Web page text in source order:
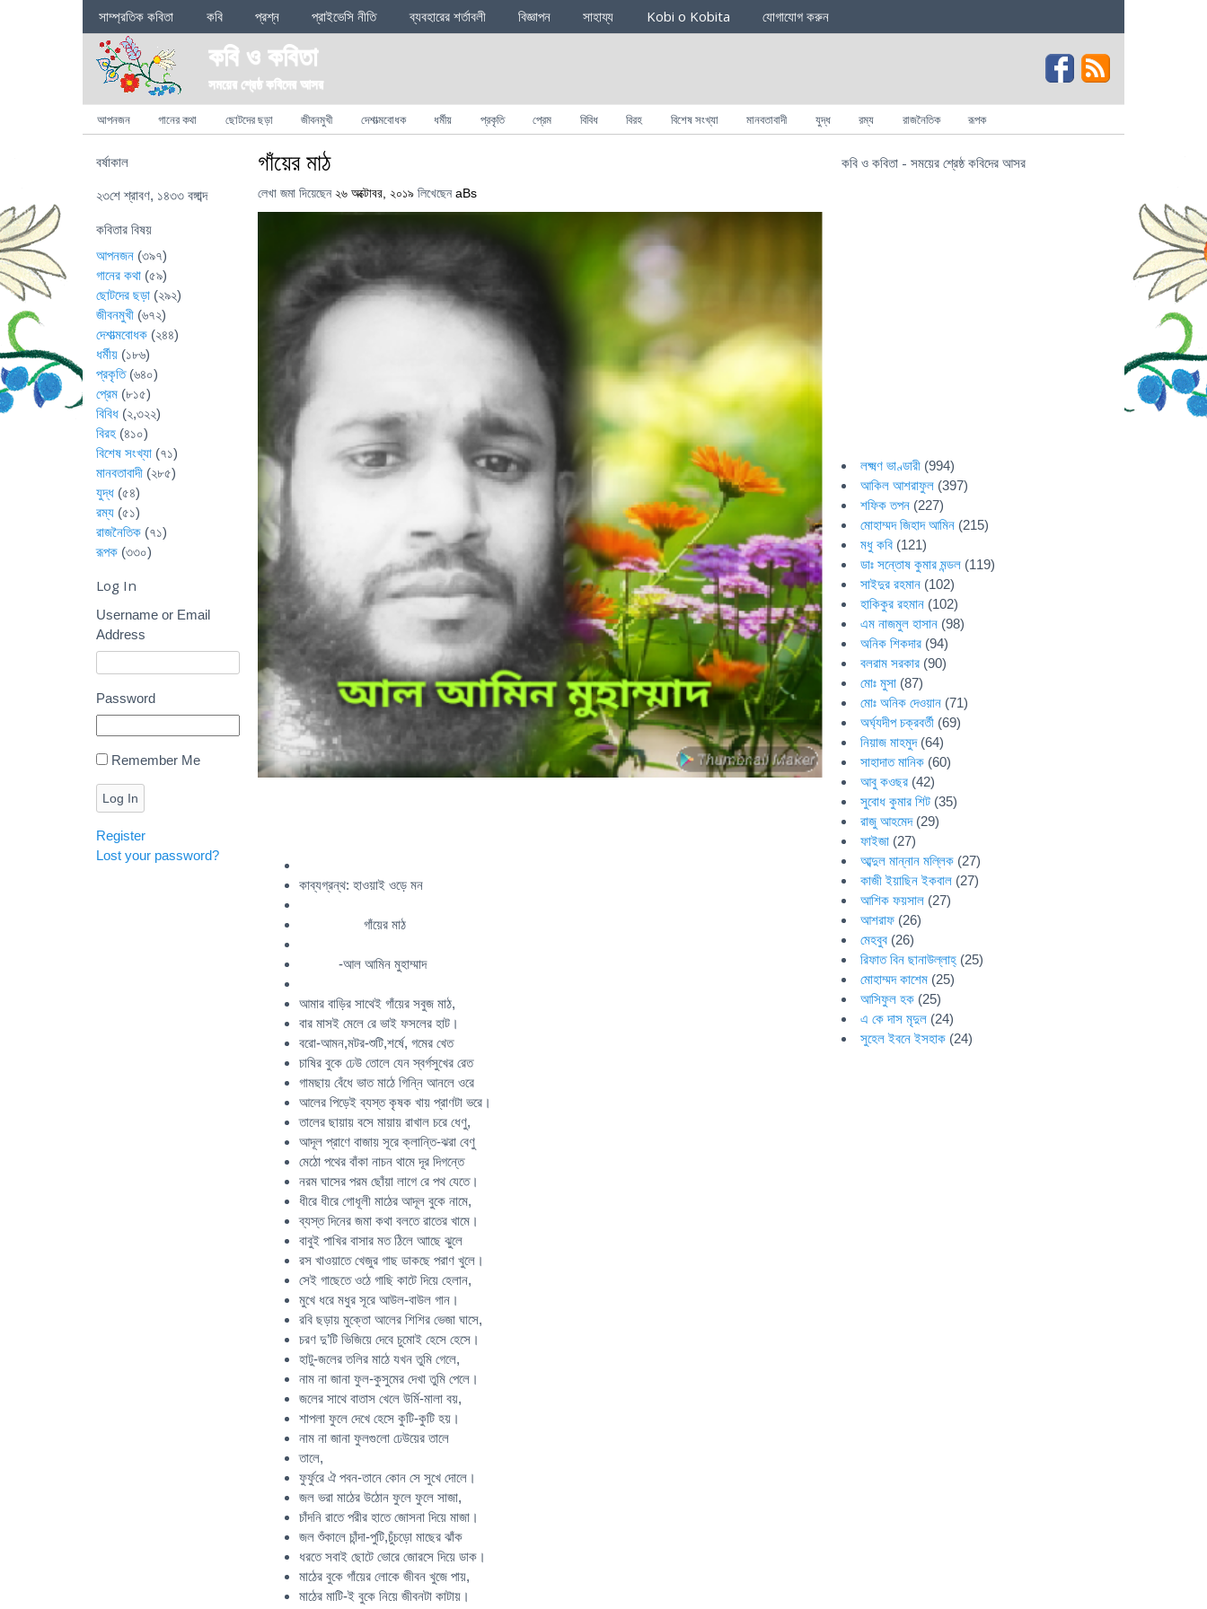
Sections
সাম্প্রতিক কবিতা কবি প্রশ্ন প্রাইভেসি নীতি ব্যবহারের শর্তাবলী বিজ্ঞাপন সাহায্য Kobi o Kobita যোগাযোগ করুন
কবি ও কবিতা
সময়ের শ্রেষ্ঠ কবিদের আসর
Categories
আপনজন গানের কথা ছোটদের ছড়া জীবনমুখী দেশাত্মবোধক ধর্মীয় প্রকৃতি প্রেম বিবিধ বিরহ বিশেষ সংখ্যা মানবতাবাদী যুদ্ধ রম্য রাজনৈতিক রূপক
গাঁয়ের মাঠ
লেখা জমা দিয়েছেন ২৬ অক্টোবর, ২০১৯ লিখেছেন aBs
কাব্যগ্রন্থ: হাওয়াই ওড়ে মন
গাঁয়ের মাঠ
-আল আমিন মুহাম্মাদ
আমার বাড়ির সাথেই গাঁয়ের সবুজ মাঠ,
বার মাসই মেলে রে ভাই ফসলের হাট।
বরো-আমন,মটর-শুটি,শর্ষে, গমের খেত
চাষির বুকে ঢেউ তোলে যেন স্বর্গসুখের রেত
গামছায় বেঁধে ভাত মাঠে গিন্নি আনলে ওরে
আলের পিড়েই ব্যস্ত কৃষক খায় প্রাণটা ভরে।
তালের ছায়ায় বসে মায়ায় রাখাল চরে ধেণু,
আদূল প্রাণে বাজায় সূরে ক্লান্তি-ঝরা বেণু
মেঠো পথের বাঁকা নাচন থামে দূর দিগন্তে
নরম ঘাসের পরম ছোঁয়া লাগে রে পথ যেতে।
ধীরে ধীরে গোধূলী মাঠের আদূল বুকে নামে,
ব্যস্ত দিনের জমা কথা বলতে রাতের খামে।
বাবুই পাখির বাসার মত ঠিলে আাছে ঝুলে
রস খাওয়াতে খেজুর গাছ ডাকছে পরাণ খুলে।
সেই গাছেতে ওঠে গাছি কাটে দিয়ে হেলান,
মুখে ধরে মধুর সূরে আউল-বাউল গান।
রবি ছড়ায় মুক্তো আলের শিশির ভেজা ঘাসে,
চরণ দু’টি ভিজিয়ে দেবে চুমোই হেসে হেসে।
হাটু-জলের তলির মাঠে যখন তুমি গেলে,
নাম না জানা ফুল-কুসুমের দেখা তুমি পেলে।
জলের সাথে বাতাস খেলে উর্মি-মালা বয়,
শাপলা ফুলে দেখে হেসে কুটি-কুটি হয়।
নাম না জানা ফুলগুলো ঢেউয়ের তালে
তালে,
ফুর্ফুরে ঐ পবন-তানে কোন সে সুখে দোলে।
জল ভরা মাঠের উঠোন ফুলে ফুলে সাজা,
চাঁদনি রাতে পরীর হাতে জোসনা দিয়ে মাজা।
জল শুঁকালে চাঁন্দা-পুটি,চুঁচড়ো মাছের ঝাঁক
ধরতে সবাই ছোটে ভোরে জোরসে দিয়ে ডাক।
মাঠের বুকে গাঁয়ের লোকে জীবন খুজে পায়,
মাঠের মাটি-ই বুকে নিয়ে জীবনটা কাটায়।
বর্ষাকাল
২৩শে শ্রাবণ, ১৪৩৩ বঙ্গাব্দ
কবিতার বিষয়
আপনজন (৩৯৭)
গানের কথা (৫৯)
ছোটদের ছড়া (২৯২)
জীবনমুখী (৬৭২)
দেশাত্মবোধক (২৪৪)
ধর্মীয় (১৮৬)
প্রকৃতি(৬৪০)
প্রেম (৮১৫)
বিবিধ (২,৩২২)
বিরহ (৪১০)
বিশেষ সংখ্যা (৭১)
মানবতাবাদী (২৮৫)
যুদ্ধ (৫৪)
রম্য (৫১)
রাজনৈতিক (৭১)
রূপক (৩৩০)
Log In
Username or Email
Address
Password
Remember Me
Log In
Register
Lost your password?
কবি ও কবিতা - সময়ের শ্রেষ্ঠ কবিদের আসর
লক্ষ্মণ ভাণ্ডারী (994)
আকিল আশরাফুল (397)
শফিক তপন (227)
মোহাম্মদ জিহাদ আমিন (215)
মধু কবি (121)
ডাঃ সন্তোষ কুমার মন্ডল (119)
সাইদুর রহমান (102)
হাকিকুর রহমান (102)
এম নাজমুল হাসান (98)
অনিক শিকদার (94)
বলরাম সরকার (90)
মোঃ মুসা (87)
মোঃ অনিক দেওয়ান (71)
অর্ঘ্যদীপ চক্রবর্তী (69)
নিয়াজ মাহমুদ(64)
সাহাদাত মানিক (60)
আবু কওছর (42)
সুবোধ কুমার শিট (35)
রাজু আহমেদ(29)
ফাইজা (27)
আব্দুল মান্নান মল্লিক (27)
কাজী ইয়াছিন ইকবাল (27)
আশিক ফয়সাল (27)
আশরাফ (26)
মেহবুব (26)
রিফাত বিন ছানাউল্লাহ্ (25)
মোহাম্মদ কাশেম (25)
আসিফুল হক (25)
এ কে দাস মৃদুল (24)
সুহেল ইবনে ইসহাক (24)